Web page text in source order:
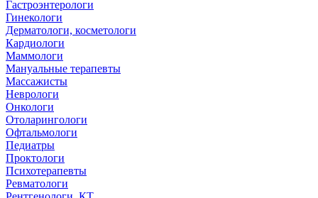
Гастроэнтерологи
Гинекологи
Дерматологи, косметологи
Кардиологи
Маммологи
Мануальные терапевты
Массажисты
Неврологи
Онкологи
Отоларингологи
Офтальмологи
Педиатры
Проктологи
Психотерапевты
Ревматологи